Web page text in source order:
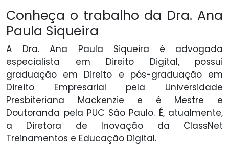
Conheça o trabalho da Dra. Ana
Paula Siqueira
A Dra. Ana Paula Siqueira é advogada
especialista em Direito Digital, possui
graduação em Direito e pós-graduação em
Direito Empresarial pela Universidade
Presbiteriana Mackenzie e é Mestre e
Doutoranda pela PUC São Paulo. É, atualmente,
a Diretora de Inovação da ClassNet
Treinamentos e Educação Digital.